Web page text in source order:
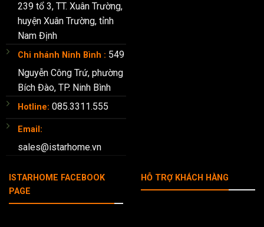
239 tổ 3, TT. Xuân Trường,
huyện Xuân Trường, tỉnh
Nam Định
Chi nhánh Ninh Bình : 549
Nguyễn Công Trứ, phường
Bích Đào, TP. Ninh Bình
Hotline: 085.3311.555
Email:
sales@istarhome.vn
ISTARHOME FACEBOOK
PAGE
HỖ TRỢ KHÁCH HÀNG